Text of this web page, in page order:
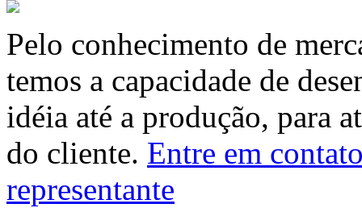
Pelo conhecimento de
temos a capacidade de
idéia até a produção, para
do cliente. Entre em
representante